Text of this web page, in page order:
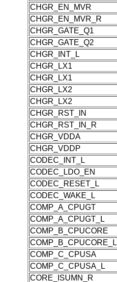
CHGR_EN_MVR
CHGR_EN_MVR_R
CHGR_GATE_Q1
CHGR_GATE_Q2
CHGR_INT_L
CHGR_LX1
CHGR_LX1
CHGR_LX2
CHGR_LX2
CHGR_RST_IN
CHGR_RST_IN_R
CHGR_VDDA
CHGR_VDDP
CODEC_INT_L
CODEC_LDO_EN
CODEC_RESET_L
CODEC_WAKE_L
COMP_A_CPUGT
COMP_A_CPUGT_L
COMP_B_CPUCORE
COMP_B_CPUCORE_L
COMP_C_CPUSA
COMP_C_CPUSA_L
CORE_ISUMN_R